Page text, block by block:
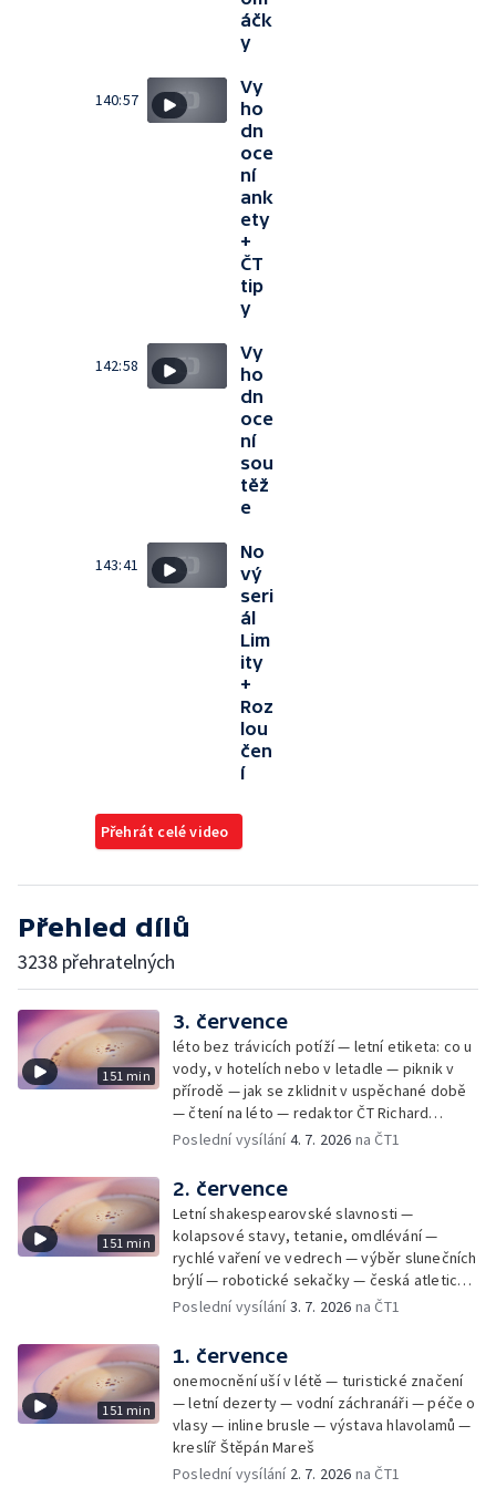
áčk
y
140:57
Vy
ho
dn
oce
ní
ank
ety
+
ČT
tip
y
142:58
Vy
ho
dn
oce
ní
sou
těž
e
143:41
No
vý
seri
ál
Lim
ity
+
Roz
lou
čen
í
Přehrát celé video
Přehled dílů
3238 přehratelných
151 min
3. července
léto bez trávicích potíží — letní etiketa: co u
vody, v hotelích nebo v letadle — piknik v
přírodě — jak se zklidnit v uspěchané době
— čtení na léto — redaktor ČT Richard
Samko
Poslední vysílání4. 7. 2026 na ČT1
151 min
2. července
Letní shakespearovské slavnosti —
kolapsové stavy, tetanie, omdlévání —
rychlé vaření ve vedrech — výběr slunečních
brýlí — robotické sekačky — česká atletická
rekordmanka — psí seriál: výmarský
Poslední vysílání3. 7. 2026 na ČT1
151 min
1. července
onemocnění uší v létě — turistické značení
— letní dezerty — vodní záchranáři — péče o
vlasy — inline brusle — výstava hlavolamů —
kreslíř Štěpán Mareš
Poslední vysílání 2. 7. 2026 na ČT1